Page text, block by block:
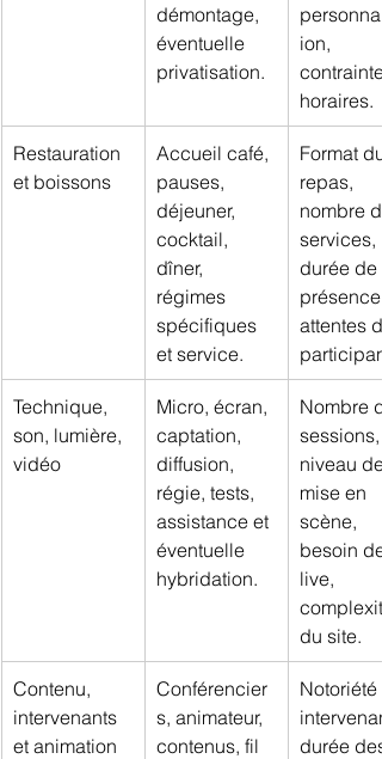
démontage,
éventuelle
privatisation.
ion,
horaires.
Restauration
et boissons
Accueil café,
pauses,
déjeuner,
cocktail,
dîner,
régimes
spécifiques
et service.
Format du
repas,
nombre
services,
durée de
présence,
attentes
Technique,
son, lumière,
vidéo
Micro, écran,
captation,
diffusion,
régie, tests,
assistance et
éventuelle
hybridation.
Nombre
sessions,
niveau de
mise en
scène,
besoin de
live,
du site.
Contenu,
intervenants
et animation
Conférencier
s, animateur,
contenus, fil
Notoriété
durée des